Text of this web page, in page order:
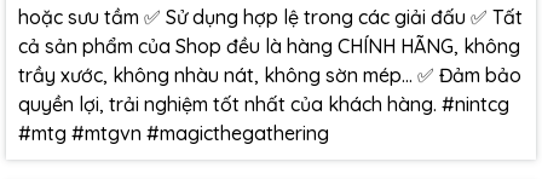
hoặc sưu tầm ✅ Sử dụng hợp lệ trong các giải đấu ✅ Tất
cả sản phẩm của Shop đều là hàng CHÍNH HÃNG, không
trầy xước, không nhàu nát, không sờn mép… ✅ Đảm bảo
quyền lợi, trải nghiệm tốt nhất của khách hàng. #nintcg
#mtg #mtgvn #magicthegathering